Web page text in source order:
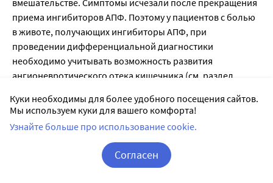
Куки необходимы для более удобного посещения сайтов.
Мы используем куки для вашего комфорта!
Узнайте больше про использование cookie.
Согласен